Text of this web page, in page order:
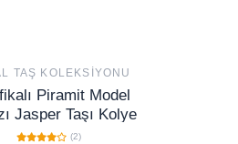
TAŞ KOLEKSIYONU
Piramit Model
Jasper Taşı Kolye
(2)